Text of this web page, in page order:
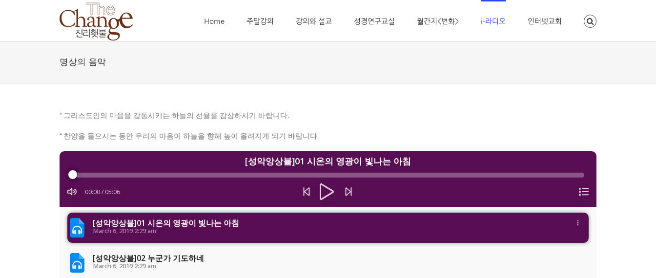
Home 주말강의 강의와 설교 성경연구교실 월간지<변화> i-라디오 인터넷교회
명상의 음악
* 그리스도인의 마음을 감동시키는 하늘의 선율을 감상하시기 바랍니다.
* 찬양을 들으시는 동안 우리의 마음이 하늘을 향해 높이 올려지게 되기 바랍니다.
Audio
[성악앙상블]01 시온의 영광이 빛나는 아침
00:00/ 05:06
[성악앙상블]01 시온의 영광이 빛나는 아침
March 6, 2019 2:29 am
[성악앙상블]02 누군가 기도하네
March 6, 2019 2:29 am